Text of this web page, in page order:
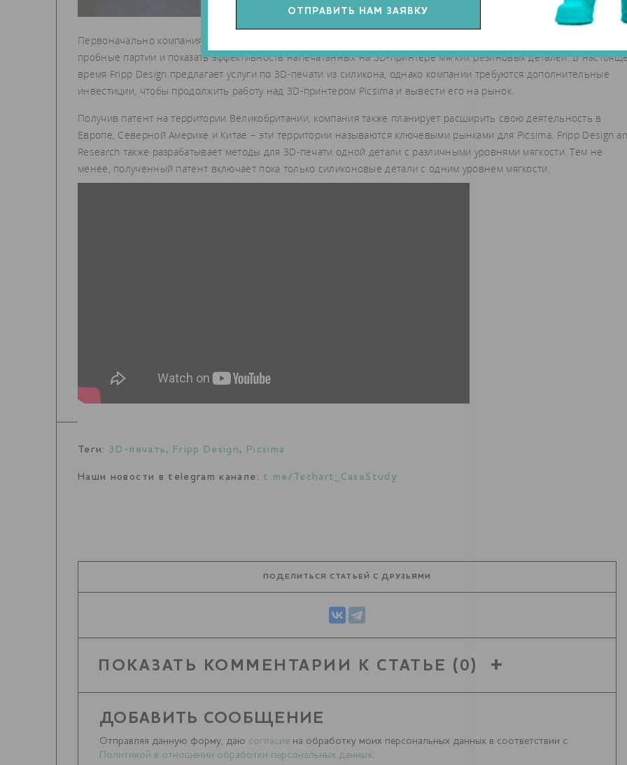
Первоначально компания получила инвестиции от Innovate UK и Horizon 2020, что позволило команде
пробные партии и показать эффективность напечатанных на 3D-принтере мягких резиновых деталей. В
время Fripp Design предлагает услуги по 3D-печати из силикона, однако компании требуются дополнительные
инвестиции, чтобы продолжить работу над 3D-принтером Picsima и вывести его на рынок.
Получив патент на территории Великобритании, компания также планирует расширить свою деятельность в
Европе, Северной Америке и Китае – эти территории называются ключевыми рынками для Picsima. Fripp Design
Research также разрабатывает методы для 3D-печати одной детали с различными уровнями мягкости. Тем не
менее, полученный патент включает пока только силиконовые детали с одним уровнем мягкости.
Теги:3D-печать , Fripp Design , Picsima
Наши новости в telegram канале: t.me/Techart_CaseStudy
ПОДЕЛИТЬСЯ СТАТЬЕЙ С ДРУЗЬЯМИ
ПОКАЗАТЬ КОММЕНТАРИИ К СТАТЬЕ (0)
ДОБАВИТЬ СООБЩЕНИЕ
Отправляя данную форму, даю согласие на обработку моих персональных данных в соответствии с
Политикой в отношении обработки персональных данных.